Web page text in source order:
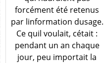
forcément été retenus
par linformation dusage.
Ce quil voulait, cétait :
pendant un an chaque
jour, peu importait la